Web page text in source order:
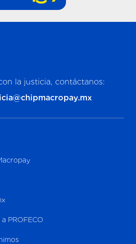
la justicia, contáctanos:
PROFECO